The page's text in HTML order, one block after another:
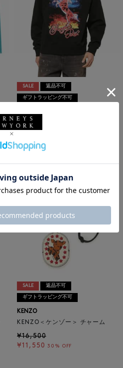
SALE 返品不可
ギフトラッピング不可
KENZO＜ケンゾー＞ グラフィッ
¥52,800
SALE 返品不可
ギフトラッピング不可
KENZO
KENZO＜ケンゾー＞ チャーム
¥16,500
¥11,550 30% OFF